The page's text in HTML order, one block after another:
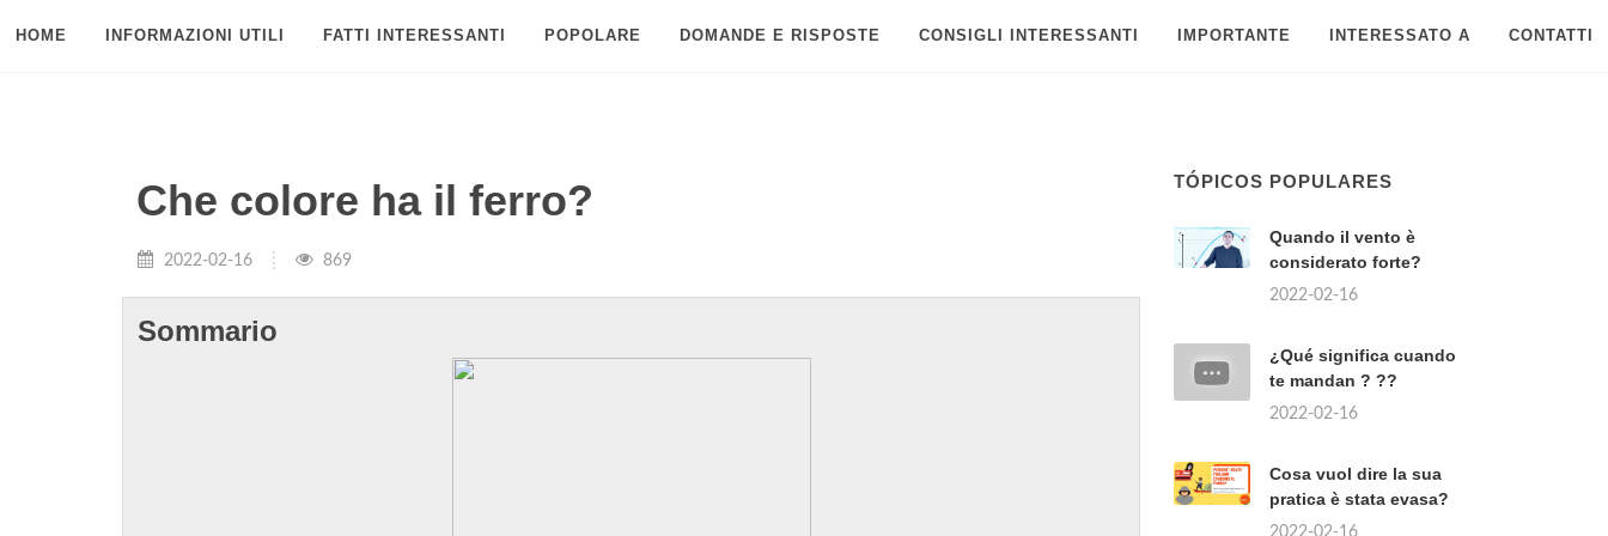
HOME INFORMAZIONI UTILI FATTI INTERESSANTI POPOLARE DOMANDE E RISPOSTE CONSIGLI INTERESSANTI IMPORTANTE INTERESSATO A CONTATTI
Che colore ha il ferro?
2022-02-16 869
Sommario
TÓPICOS POPULARES
Quando il vento è
considerato forte?
2022-02-16
¿Qué significa cuando
te mandan ? ??
2022-02-16
Cosa vuol dire la sua
pratica è stata evasa?
2022-02-16